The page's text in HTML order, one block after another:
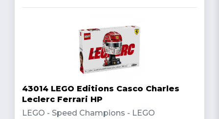
43014 LEGO Editions Casco Charles
Leclerc Ferrari HP
LEGO - Speed Champions - LEGO